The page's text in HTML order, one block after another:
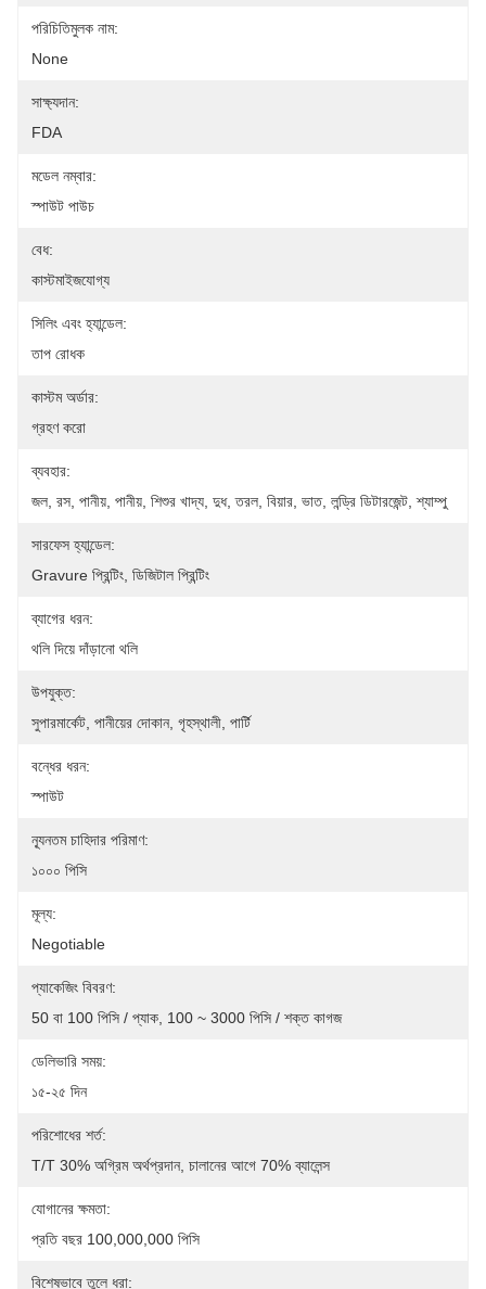
পরিচিতিমুলক নাম:
None
সাক্ষ্যদান:
FDA
মডেল নম্বার:
স্পাউট পাউচ
বেধ:
কাস্টমাইজযোগ্য
সিলিং এবং হ্যান্ডেল:
তাপ রোধক
কাস্টম অর্ডার:
গ্রহণ করো
ব্যবহার:
জল, রস, পানীয়, পানীয়, শিশুর খাদ্য, দুধ, তরল, বিয়ার, ভাত, লন্ড্রি ডিটারজেন্ট, শ্যাম্পু
সারফেস হ্যান্ডেল:
Gravure প্রিন্টিং, ডিজিটাল প্রিন্টিং
ব্যাগের ধরন:
থলি দিয়ে দাঁড়ানো থলি
উপযুক্ত:
সুপারমার্কেট, পানীয়ের দোকান, গৃহস্থালী, পার্টি
বন্ধের ধরন:
স্পাউট
ন্যূনতম চাহিদার পরিমাণ:
১০০০ পিসি
মূল্য:
Negotiable
প্যাকেজিং বিবরণ:
50 বা 100 পিসি / প্যাক, 100 ~ 3000 পিসি / শক্ত কাগজ
ডেলিভারি সময়:
১৫-২৫ দিন
পরিশোধের শর্ত:
T/T 30% অগ্রিম অর্থপ্রদান, চালানের আগে 70% ব্যালেন্স
যোগানের ক্ষমতা:
প্রতি বছর 100,000,000 পিসি
বিশেষভাবে তুলে ধরা: